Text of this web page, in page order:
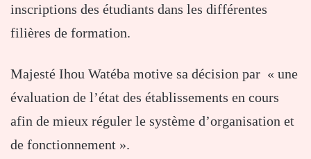
inscriptions des étudiants dans les différentes
filières de formation.
Majesté Ihou Watéba motive sa décision par « une
évaluation de l’état des établissements en cours
afin de mieux réguler le système d’organisation et
de fonctionnement ».